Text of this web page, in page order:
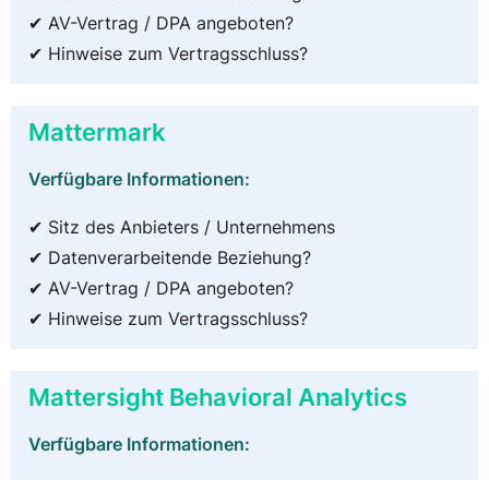
✔ AV-Vertrag / DPA angeboten?
✔ Hinweise zum Vertragsschluss?
Mattermark
Verfügbare Informationen:
✔ Sitz des Anbieters / Unternehmens
✔ Datenverarbeitende Beziehung?
✔ AV-Vertrag / DPA angeboten?
✔ Hinweise zum Vertragsschluss?
Mattersight Behavioral Analytics
Verfügbare Informationen: